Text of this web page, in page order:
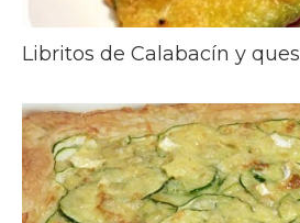
Libritos de Calabacín y